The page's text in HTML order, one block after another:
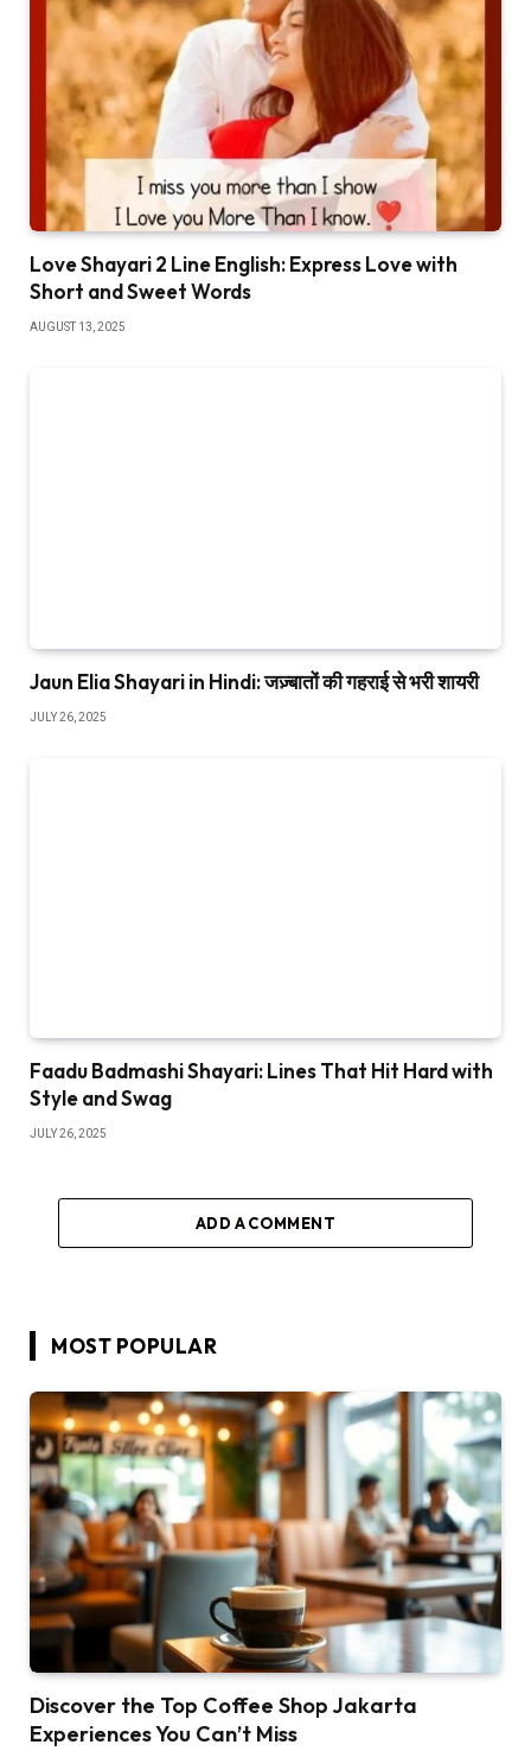
Love Shayari 2 Line English: Express Love with
Short and Sweet Words
AUGUST 13, 2025
Jaun Elia Shayari in Hindi: जज़्बातों की गहराई से भरी शायरी
JULY 26, 2025
Faadu Badmashi Shayari: Lines That Hit Hard with
Style and Swag
JULY 26, 2025
ADD A COMMENT
MOST POPULAR
Discover the Top Coffee Shop Jakarta
Experiences You Can’t Miss